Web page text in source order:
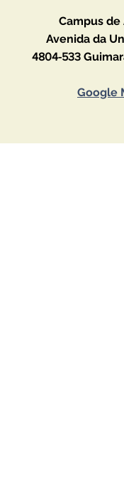
Campus de
Avenida da
4804-533
Google